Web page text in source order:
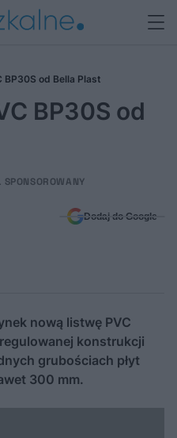
BP30S od Bella Plast
BP30S od
Dodaj do Google
nową listwę PVC
konstrukcji
grubościach płyt
300 mm.